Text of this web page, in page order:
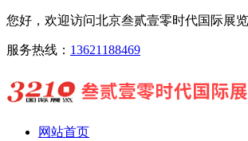
您好，欢迎访问北京叁贰壹零时代国际展
服务热线： 13621188469
网站首页